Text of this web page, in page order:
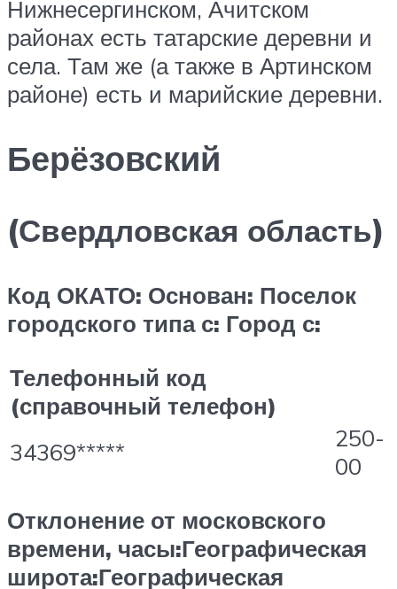
Нижнесергинском, Ачитском
районах есть татарские деревни и
села. Там же (а также в Артинском
районе) есть и марийские деревни.
Берёзовский
(Свердловская область)
Код ОКАТО: Основан: Поселок
городского типа с: Город с:
Телефонный код
(справочный телефон)
34369*****
250-
00
Отклонение от московского
времени, часы:Географическая
широта:Географическая